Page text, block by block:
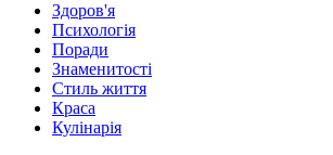
Здоров'я
Психологія
Поради
Знаменитості
Стиль життя
Краса
Кулінарія